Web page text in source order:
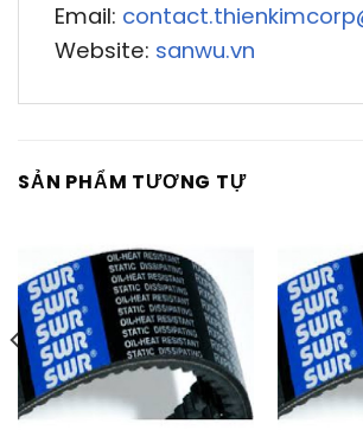
Email:
Website: sanwu.vn
SẢN PHẨM TƯƠNG TỰ